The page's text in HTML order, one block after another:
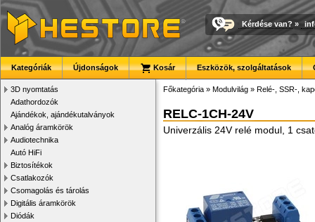
Kérdése van? »
Kategóriák Újdonságok Kosár Eszközök, szolgáltatások
3D nyomtatás
Adathordozók
Ajándékok, ajándékutalványok
Analóg áramkörök
Audiotechnika
Autó HiFi
Biztosítékok
Csatlakozók
Csomagolás és tárolás
Digitális áramkörök
Diódák
Főkategória » Modulvilág » Relé-, SSR-,
RELC-1CH-24V
Univerzális 24V relé modul, 1